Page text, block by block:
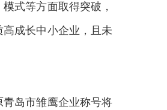
式等方面取得突破，
成长中小企业，且未
岛市雏鹰企业称号将